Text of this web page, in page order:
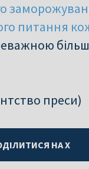
питання
преси)
НА X